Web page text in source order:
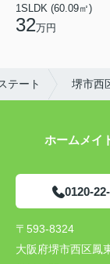
1SLDK (60.09㎡)
32万円
テート 堺市西
ホームメ
0120-
〒593-8324
大阪府堺市西区鳳